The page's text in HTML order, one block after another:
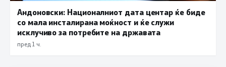
Андоновски: Националниот дата центар ќе биде
со мала инсталирана моќност и ќе служи
исклучиво за потребите на државата
пред 1 ч.